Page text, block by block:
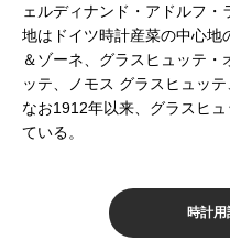
ェルディナンド・アドルフ
地はドイツ時計産菜の中心地
＆ゾーネ、グラスヒュッテ・
ッテ、ノモス グラスヒュッ
なお1912年以来、グラスヒ
ている。
時計用